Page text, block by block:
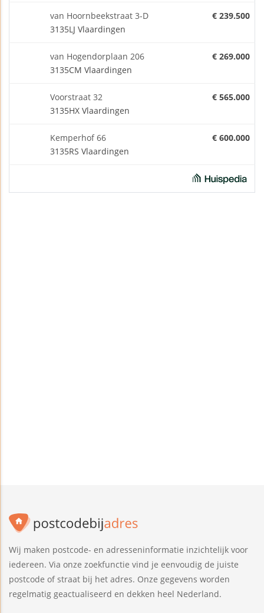
van Hoornbeekstraat 3-D
3135LJ Vlaardingen
€ 239.500
van Hogendorplaan 206
3135CM Vlaardingen
€ 269.000
Voorstraat 32
3135HX Vlaardingen
€ 565.000
Kemperhof 66
3135RS Vlaardingen
€ 600.000
Wij maken postcode- en adresseninformatie inzichtelijk voor
iedereen. Via onze zoekfunctie vind je eenvoudig de juiste
postcode of straat bij het adres. Onze gegevens worden
regelmatig geactualiseerd en dekken heel Nederland.